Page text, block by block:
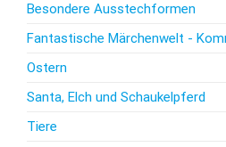
Besondere Ausstechformen
Fantastische Märchenwelt -
Ostern
Santa, Elch und Schaukelpferd
Tiere